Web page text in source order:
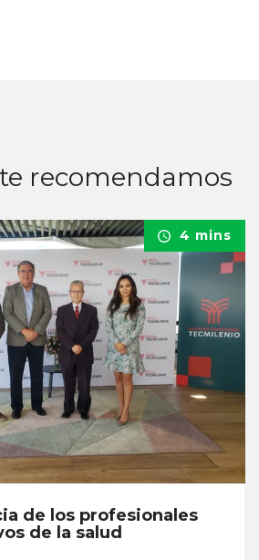
recomendamos
4 mins
de los profesionales
de la salud